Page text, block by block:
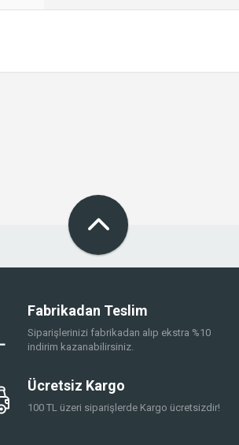
Fabrikadan Teslim
Siparişlerinizi fabrikadan alıp ekstra %10
indirim kazanabilirsiniz.
Ücretsiz Kargo
100 TL üzeri siparişlerde Kargo ücretsizdir!